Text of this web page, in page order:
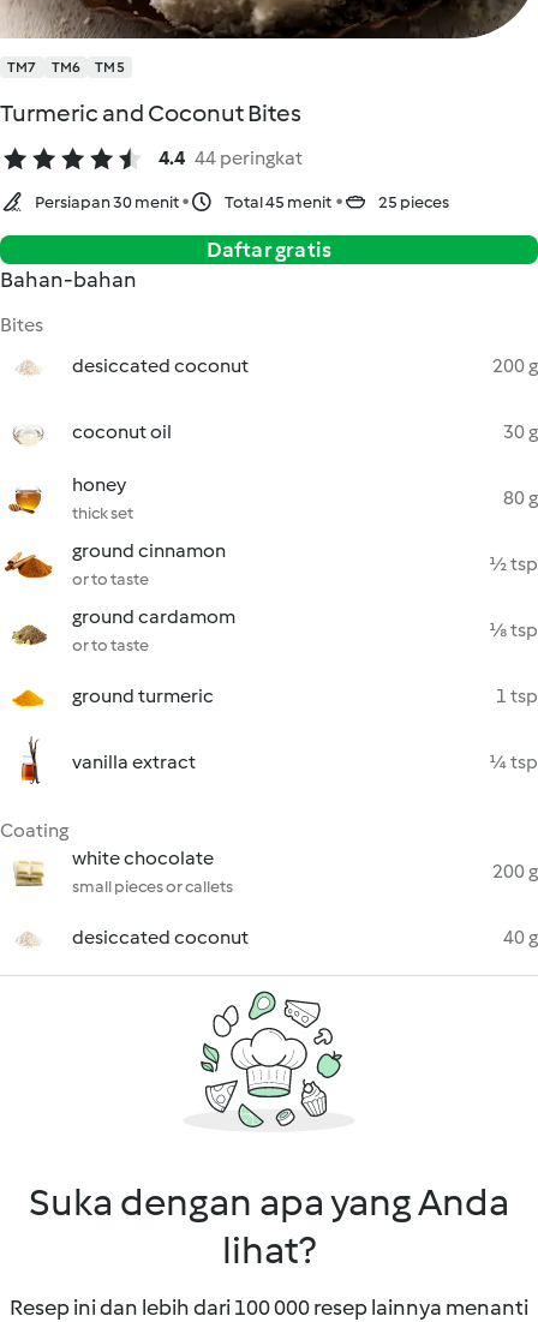
TM7 TM6 TM5
Turmeric and Coconut Bites
4.4 44 peringkat
Persiapan 30 menit Total 45 menit 25 pieces
Daftar gratis
Bahan-bahan
Bites
desiccated coconut
200 g
coconut oil 30 g
honey
thick set
80 g
ground cinnamon
or to taste
½ tsp
ground cardamom
or to taste
⅛ tsp
ground turmeric 1 tsp
vanilla extract ¼ tsp
Coating
white chocolate
small pieces or callets
200 g
desiccated coconut 40 g
Suka dengan apa yang Anda
lihat?
Resep ini dan lebih dari 100 000 resep lainnya menanti